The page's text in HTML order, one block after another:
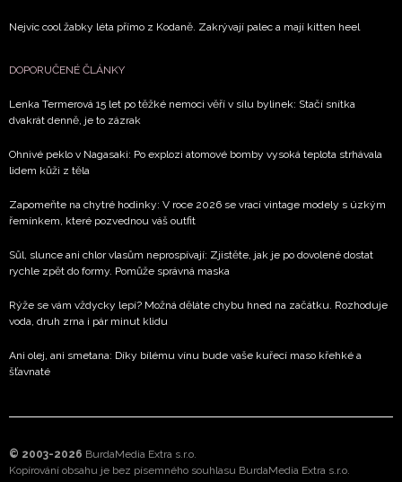
Nejvíc cool žabky léta přímo z Kodaně. Zakrývají palec a mají kitten heel
DOPORUČENÉ ČLÁNKY
Lenka Termerová 15 let po těžké nemoci věří v sílu bylinek: Stačí snítka
dvakrát denně, je to zázrak
Ohnivé peklo v Nagasaki: Po explozi atomové bomby vysoká teplota strhávala
lidem kůži z těla
Zapomeňte na chytré hodinky: V roce 2026 se vrací vintage modely s úzkým
řemínkem, které pozvednou váš outfit
Sůl, slunce ani chlor vlasům neprospívají: Zjistěte, jak je po dovolené dostat
rychle zpět do formy. Pomůže správná maska
Rýže se vám vždycky lepí? Možná děláte chybu hned na začátku. Rozhoduje
voda, druh zrna i pár minut klidu
Ani olej, ani smetana: Díky bílému vínu bude vaše kuřecí maso křehké a
šťavnaté
© 2003-2026 BurdaMedia Extra s.r.o.
Kopírování obsahu je bez písemného souhlasu BurdaMedia Extra s.r.o.